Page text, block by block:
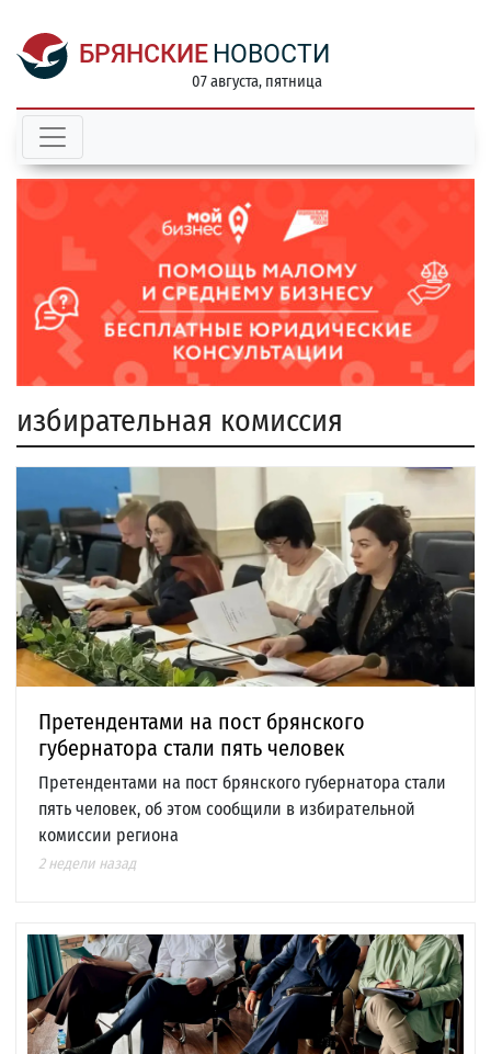
БРЯНСКИЕ НОВОСТИ
07 августа, пятница
избирательная комиссия
Претендентами на пост брянского
губернатора стали пять человек
Претендентами на пост брянского губернатора стали
пять человек, об этом сообщили в избирательной
комиссии региона
2 недели назад